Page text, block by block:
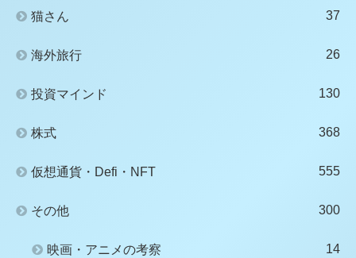
猫さん 37
海外旅行 26
投資マインド 130
株式 368
仮想通貨・Defi・NFT 555
その他 300
映画・アニメの考察 14